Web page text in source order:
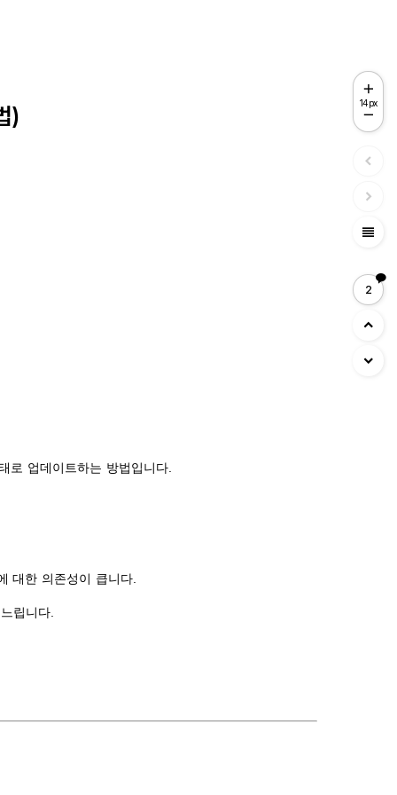
)
로 업데이트하는 방법입니다.
대한 의존성이 큽니다.
립니다.
14px
view_headline
2